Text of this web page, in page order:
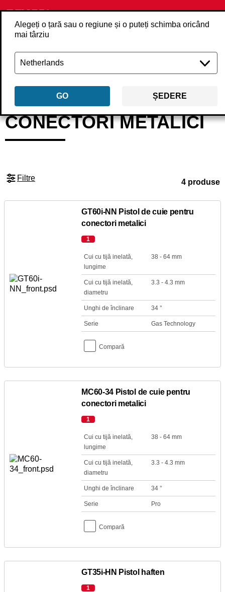
Alegeți o țară sau o regiune și o puteți schimba oricând
mai târziu
GO ȘEDERE
Înapoi Produse Unelte Pistoale pentru bătut cuie
CONECTORI METALICI
Filtre 4 produse
GT60i-NN Pistol de cuie pentru
conectori metalici
1
Cui cu tijă inelată,
lungime
38 - 64 mm
Cui cu tijă inelată,
diametru
3.3 - 4.3 mm
Unghi de înclinare 34 °
Serie Gas Technology
Compară
MC60-34 Pistol de cuie pentru
conectori metalici
1
Cui cu tijă inelată,
lungime
38 - 64 mm
Cui cu tijă inelată,
diametru
3.3 - 4.3 mm
Unghi de înclinare 34 °
Serie Pro
Compară
GT35i-HN Pistol haften
1